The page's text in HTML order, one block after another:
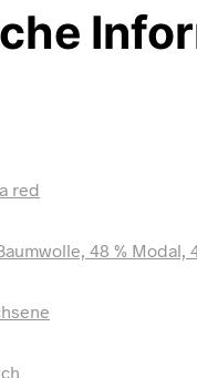
red
48 % Modal,